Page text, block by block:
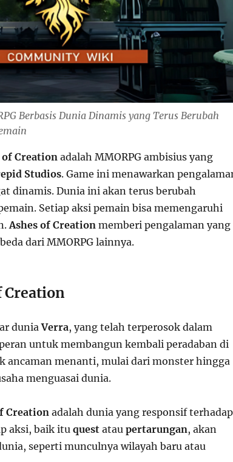
Berbasis Dunia Dinamis yang Terus Berubah
of Creationadalah MMORPG ambisius yang
Studios. Game ini menawarkan
dinamis. Dunia ini akan terus berubah
Setiap aksi pemain bisa memengaruhi
Ashes of Creationmemberi pengalaman yang
dari MMORPG lainnya.
Creation
duniaVerra, yang telah terperosok dalam
untuk membangun kembali peradaban di
ancaman menanti, mulai dari monster hingga
menguasai dunia.
Creationadalah dunia yang responsif terhadap
aksi, baik ituquestatau pertarungan, akan
seperti munculnya wilayah baru atau